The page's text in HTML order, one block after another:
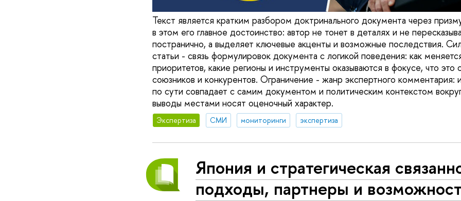
Текст является кратким разбором доктринального документа через
в этом его главное достоинство: автор не тонет в деталях и не
постранично, а выделяет ключевые акценты и возможные последствия.
статьи - связь формулировок документа с логикой поведения: как
приоритетов, какие регионы и инструменты оказываются в фокусе, что это
союзников и конкурентов. Ограничение - жанр экспертного комментария:
по сути совпадает с самим документом и политическим контекстом
выводы местами носят оценочный характер.
Экспертиза СМИ мониторинги экспертиза
Япония и стратегическая
подходы, партнеры и